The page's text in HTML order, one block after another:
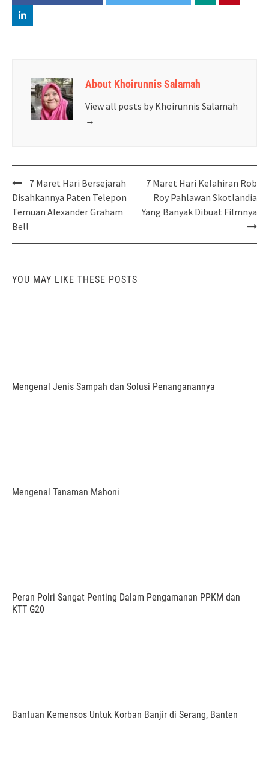
About Khoirunnis Salamah
View all posts by Khoirunnis Salamah
→
Post
navigation
7 Maret Hari Bersejarah
Disahkannya Paten Telepon
Temuan Alexander Graham
Bell
7 Maret Hari Kelahiran Rob
Roy Pahlawan Skotlandia
Yang Banyak Dibuat Filmnya
YOU MAY LIKE THESE POSTS
Mengenal Jenis Sampah dan Solusi Penanganannya
Mengenal Tanaman Mahoni
Peran Polri Sangat Penting Dalam Pengamanan PPKM dan
KTT G20
Bantuan Kemensos Untuk Korban Banjir di Serang, Banten